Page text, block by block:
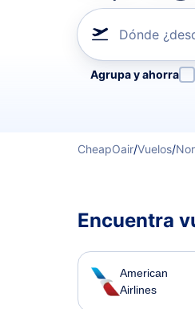
Dónde
Refina tu búsqueda
Agrupa y ahorra
CheapOair/Vuelos/
Encuentra
American
Airlines